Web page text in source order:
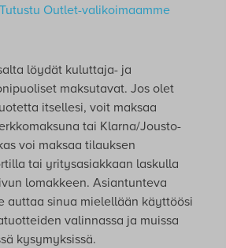
Tutustu Outlet-valikoimaamme
löydät kuluttaja- ja
maksutavat. Jos olet
itsellesi, voit maksaa
tai Klarna/Jousto-
voi maksaa tilauksen
tai yritysasiakkaan laskulla
lomakkeen. Asiantunteva
auttaa sinua mielellään käyttöösi
valinnassa ja muissa
kysymyksissä.